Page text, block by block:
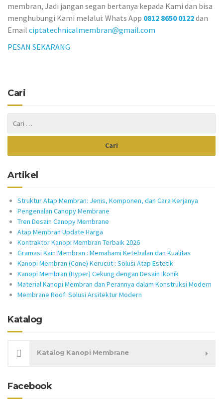
membran, Jadi jangan segan bertanya kepada Kami dan bisa
menghubungi Kami melalui: Whats App 0812 8650 0122dan
Email ciptatechnicalmembran@gmail.com
PESAN SEKARANG
Cari
Artikel
Struktur Atap Membran: Jenis, Komponen, dan Cara Kerjanya
Pengenalan Canopy Membrane
Tren Desain Canopy Membrane
Atap Membran Update Harga
Kontraktor Kanopi Membran Terbaik 2026
Gramasi Kain Membran : Memahami Ketebalan dan Kualitas
Kanopi Membran (Cone) Kerucut : Solusi Atap Estetik
Kanopi Membran (Hyper) Cekung dengan Desain Ikonik
Material Kanopi Membran dan Perannya dalam Konstruksi Modern
Membrane Roof: Solusi Arsitektur Modern
Katalog
Katalog Kanopi Membrane
Facebook